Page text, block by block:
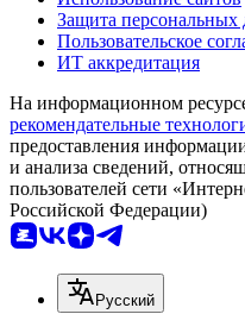
Защита персональных
Пользовательское
ИТ аккредитация
На информационном
рекомендательные
предоставления
и анализа сведений,
пользователей сети
Российской Федерации)
Русский